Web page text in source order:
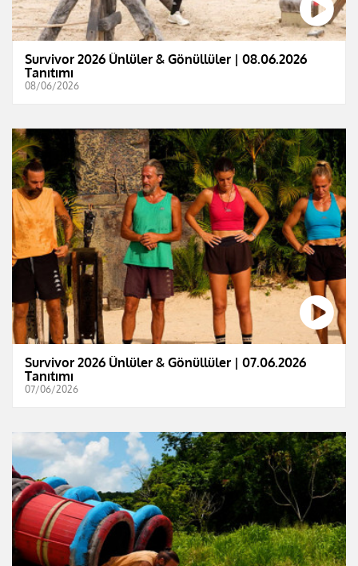
Survivor 2026 Ünlüler & Gönüllüler | 08.06.2026
Tanıtımı
08/06/2026
Survivor 2026 Ünlüler & Gönüllüler | 07.06.2026
Tanıtımı
07/06/2026